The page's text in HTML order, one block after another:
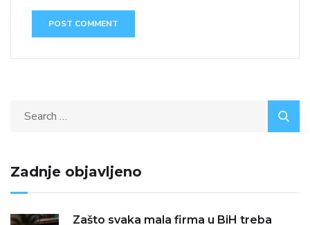
Zadnje objavljeno
Zašto svaka mala firma u BiH treba